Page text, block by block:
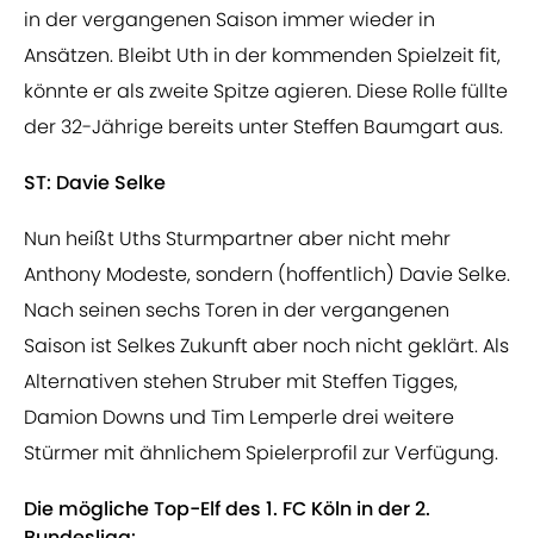
in der vergangenen Saison immer wieder in
Ansätzen. Bleibt Uth in der kommenden Spielzeit fit,
könnte er als zweite Spitze agieren. Diese Rolle füllte
der 32-Jährige bereits unter Steffen Baumgart aus.
ST: Davie Selke
Nun heißt Uths Sturmpartner aber nicht mehr
Anthony Modeste, sondern (hoffentlich) Davie Selke.
Nach seinen sechs Toren in der vergangenen
Saison ist Selkes Zukunft aber noch nicht geklärt. Als
Alternativen stehen Struber mit Steffen Tigges,
Damion Downs und Tim Lemperle drei weitere
Stürmer mit ähnlichem Spielerprofil zur Verfügung.
Die mögliche Top-Elf des 1. FC Köln in der 2.